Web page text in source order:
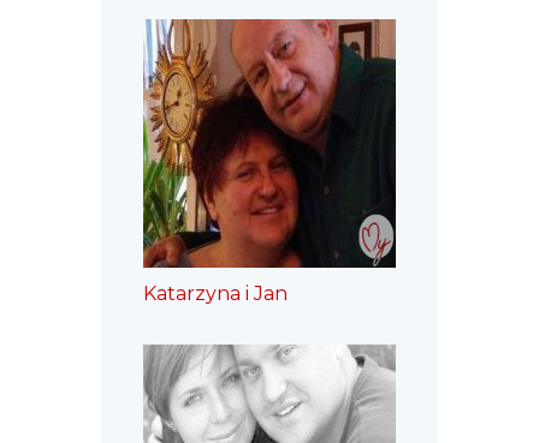
Katarzyna i Jan